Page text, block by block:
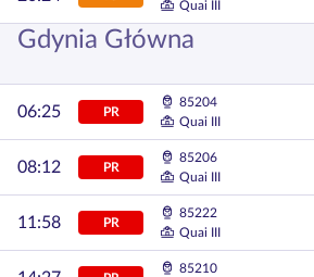
Quai III
Gdynia Główna
06:25 PR
85204
Quai III
08:12 PR
85206
Quai III
11:58 PR
85222
Quai III
85210